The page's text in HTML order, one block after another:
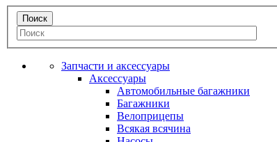
Запчасти и аксессуары
Аксессуары
Автомобильные багажники
Багажники
Велоприцепы
Всякая всячина